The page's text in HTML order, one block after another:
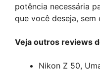
potência necessária
que você deseja, sem
Veja outros reviews
Nikon Z 50,